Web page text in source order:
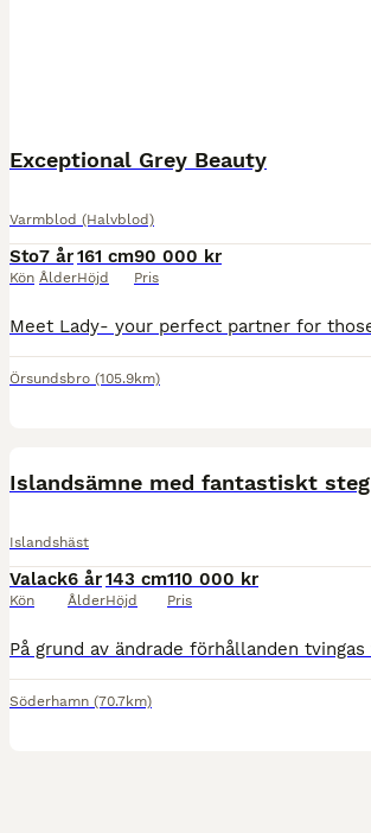
Exceptional Grey Beauty
Varmblod (Halvblod)
Sto
Kön
7 år
Ålder
161 cm
Höjd
90 000 kr
Pris
Örsundsbro (105.9km)
Islandsämne med fantastiskt steg
Islandshäst
Valack
Kön
6 år
Ålder
143 cm
Höjd
110 000 kr
Pris
Söderhamn (70.7km)